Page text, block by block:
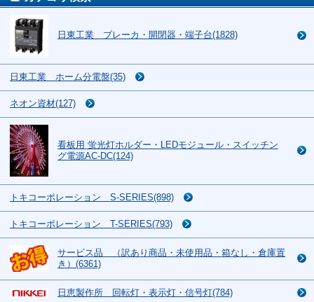
日東工業 ブレーカ・開閉器・端子台(1828)
日東工業 ホーム分電盤(35)
ネオン資材(127)
看板用 蛍光灯ホルダー・LEDモジュール・スイッチン
グ電源AC-DC(124)
トキコーポレーション S-SERIES(898)
トキコーポレーション T-SERIES(793)
サービス品 （訳あり商品・未使用品・箱なし・倉庫置
き）(6361)
日恵製作所 回転灯・表示灯・信号灯(784)